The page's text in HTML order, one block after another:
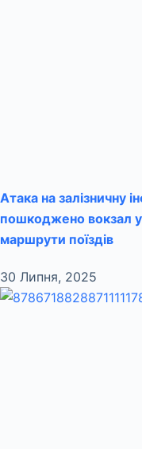
Атака на залізничну
пошкоджено вокзал у
маршрути поїздів
30 Липня, 2025